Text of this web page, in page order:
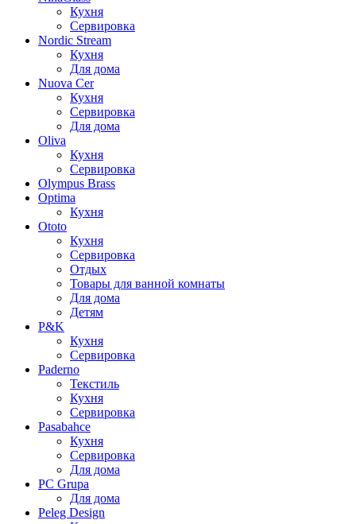
Кухня
Сервировка
Nordic Stream
Кухня
Для дома
Nuova Cer
Кухня
Сервировка
Для дома
Oliva
Кухня
Сервировка
Olympus Brass
Optima
Кухня
Ototo
Кухня
Сервировка
Отдых
Товары для ванной комнаты
Для дома
Детям
P&K
Кухня
Сервировка
Paderno
Текстиль
Кухня
Сервировка
Pasabahce
Кухня
Сервировка
Для дома
PC Grupa
Для дома
Peleg Design